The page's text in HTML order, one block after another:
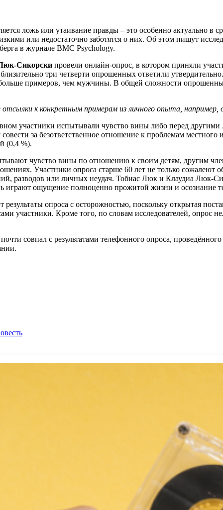
ложь или утаивание правды – это особенно актуально в
или недостаточно заботятся о них. Об этом пишут
в журнале BMC Psychology.
Сикорски провели онлайн-опрос, в котором приняли
три четверти опрошенных ответили
примеров, чем мужчины. В общей сложности
к конкретным примерам из личного опыта,
участники испытывали чувство вины либо перед
за безответственное отношение к проблемам
(0,4 %).
чувство вины по отношению к своим детям, другим
Участники опроса старше 60 лет не только
разводов или личных неудач. Тобиас Люк и Клаудиа Люк-
ощущение полноценно прожитой жизни и осознание
опроса с осторожностью, поскольку открытая
участники. Кроме того, по словам исследователей, опрос
совпал с результатами телефонного опроса,